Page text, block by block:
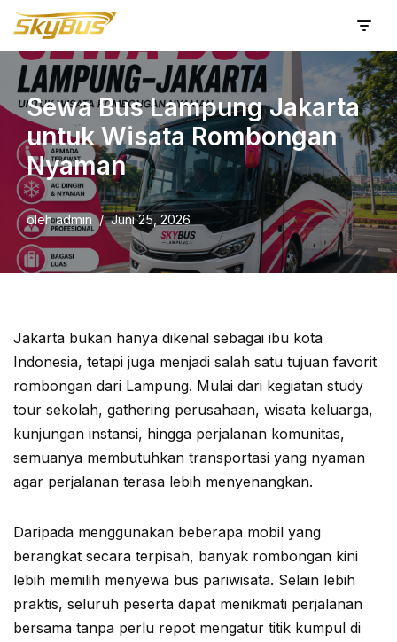
Lompat
ke
konten
Sewa Bus Lampung Jakarta
untuk Wisata Rombongan
Nyaman
olehadmin Juni 25, 2026
Jakarta bukan hanya dikenal sebagai ibu kota
Indonesia, tetapi juga menjadi salah satu tujuan favorit
rombongan dari Lampung. Mulai dari kegiatan study
tour sekolah, gathering perusahaan, wisata keluarga,
kunjungan instansi, hingga perjalanan komunitas,
semuanya membutuhkan transportasi yang nyaman
agar perjalanan terasa lebih menyenangkan.
Daripada menggunakan beberapa mobil yang
berangkat secara terpisah, banyak rombongan kini
lebih memilih menyewa bus pariwisata. Selain lebih
praktis, seluruh peserta dapat menikmati perjalanan
bersama tanpa perlu repot mengatur titik kumpul di